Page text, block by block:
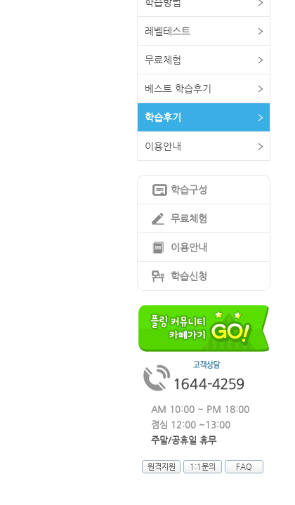
레벨테스트
무료체험
베스트 학습후기
학습후기
이용안내
학습구성
무료체험
이용안내
학습신청
AM 10:00 ~ PM 18:00
점심 12:00 ~13:00
주말/공휴일 휴무
원격지원 1:1문의 FAQ